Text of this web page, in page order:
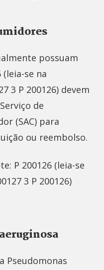
possuam
se na
3 P 200126) devem
de
(SAC) para
ou reembolso.
P 200126 (leia-se
3 P 200126)
Pseudomonas